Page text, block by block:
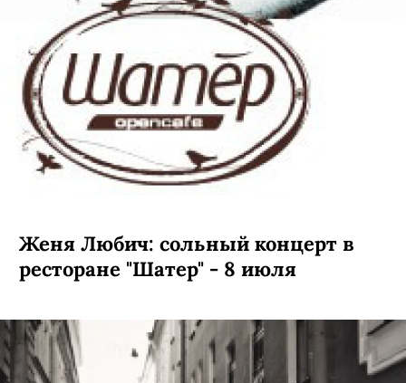
Женя Любич: сольный концерт в
ресторане "Шатер" - 8 июля